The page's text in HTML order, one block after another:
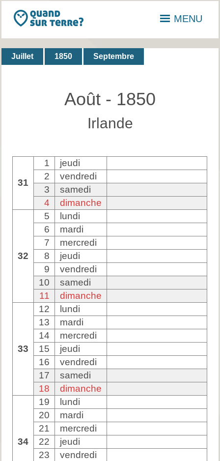
MENU
Juillet 1850 Septembre
Août - 1850
Irlande
31
1
jeudi
2
vendredi
3
samedi
4
dimanche
32
5
lundi
6
mardi
7
mercredi
8
jeudi
9
vendredi
10
samedi
11
dimanche
33
12
lundi
13
mardi
14
mercredi
15
jeudi
16
vendredi
17
samedi
18
dimanche
34
19
lundi
20
mardi
21
mercredi
22
jeudi
23
vendredi